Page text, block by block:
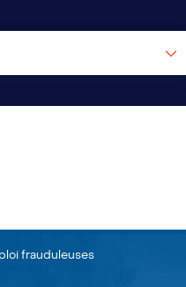
frauduleuses